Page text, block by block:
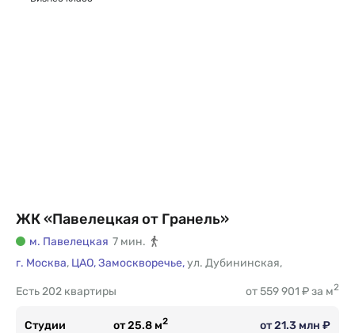
ЖК «Павелецкая от Гранель»
м. Павелецкая 7 мин.
г. Москва, ЦАО,Замоскворечье,ул. Дубининская,
202 квартиры
Есть от 559 901 ₽ за м2
Студии от 25.8 м2
от 21.3 млн ₽